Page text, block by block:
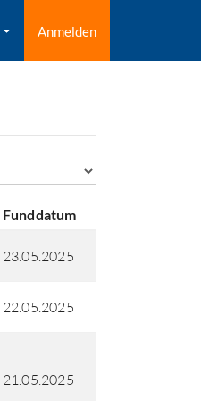
Anmelden
Funddatum
23.05.2025
22.05.2025
21.05.2025